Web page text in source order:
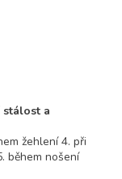
a
žehlení 4. při
během nošení